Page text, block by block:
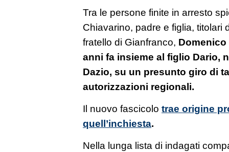
Tra le persone finite in arresto
Chiavarino, padre e figlia, titolari
fratello di Gianfranco,
anni fa insieme al figlio Dario,
Dazio, su un presunto giro di
autorizzazioni regionali.
Il nuovo fascicolo trae origine
quell’inchiesta.
Nella lunga lista di indagati